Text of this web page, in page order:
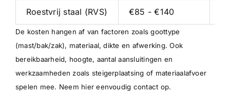
Roestvrij staal (RVS) €85 - €140
De kosten hangen af van factoren zoals goottype
(mast/bak/zak), materiaal, dikte en afwerking. Ook
bereikbaarheid, hoogte, aantal aansluitingen en
werkzaamheden zoals steigerplaatsing of materiaalafvoer
spelen mee. Neem hier eenvoudig contact op.